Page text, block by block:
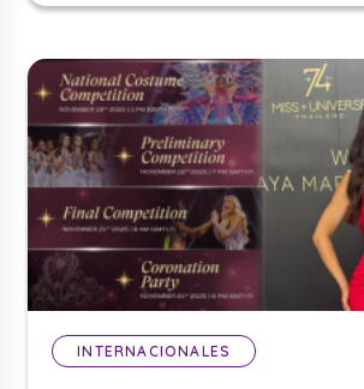
INTERNACIONALES